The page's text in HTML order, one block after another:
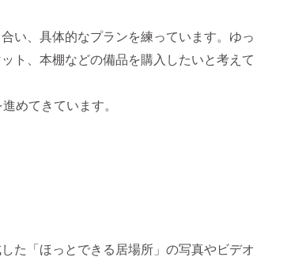
い、具体的なプランを練っています。ゆっ
ト、本棚などの備品を購入したいと考えて
めてきています。
た「ほっとできる居場所」の写真やビデオ